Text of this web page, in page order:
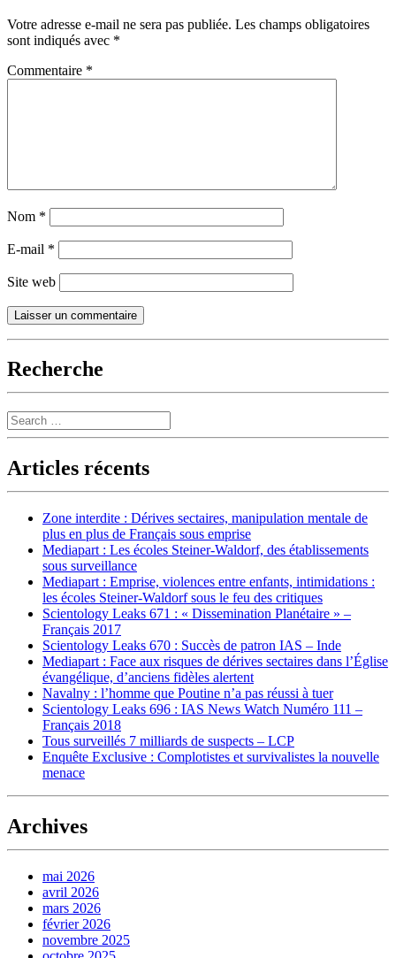
Votre adresse e-mail ne sera pas publiée. Les champs obligatoires
sont indiqués avec *
Commentaire *
Nom *
E-mail *
Site web
Recherche
Search
Articles récents
Zone interdite : Dérives sectaires, manipulation mentale de
plus en plus de Français sous emprise
Mediapart : Les écoles Steiner-Waldorf, des établissements
sous surveillance
Mediapart : Emprise, violences entre enfants, intimidations :
les écoles Steiner-Waldorf sous le feu des critiques
Scientology Leaks 671 : « Dissemination Planétaire » –
Français 2017
Scientology Leaks 670 : Succès de patron IAS – Inde
Mediapart : Face aux risques de dérives sectaires dans l’Église
évangélique, d’anciens fidèles alertent
Navalny : l’homme que Poutine n’a pas réussi à tuer
Scientology Leaks 696 : IAS News Watch Numéro 111 –
Français 2018
Tous surveillés 7 milliards de suspects – LCP
Enquête Exclusive : Complotistes et survivalistes la nouvelle
menace
Archives
mai 2026
avril 2026
mars 2026
février 2026
novembre 2025